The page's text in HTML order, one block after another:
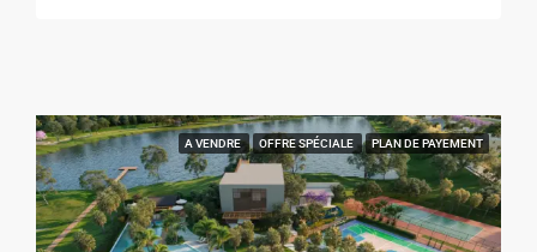
A VENDRE OFFRE SPÉCIALE PLAN DE PAYEMENT